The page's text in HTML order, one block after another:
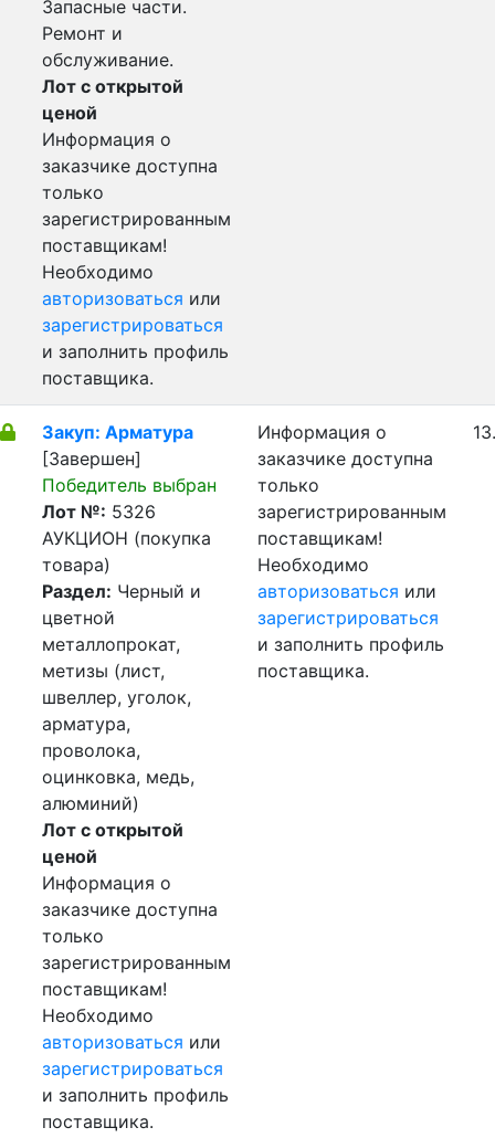
Запасные части.
Ремонт и
обслуживание.
Лот с открытой
ценой
Информация о
заказчике доступна
только
зарегистрированным
поставщикам!
Необходимо
авторизоваться или
зарегистрироваться
и заполнить профиль
поставщика.
Закуп: Арматура
[Завершен]
Победитель выбран
Лот №: 5326
АУКЦИОН (покупка
товара)
Раздел: Черный и
цветной
металлопрокат,
метизы (лист,
швеллер, уголок,
арматура,
проволока,
оцинковка, медь,
алюминий)
Лот с открытой
ценой
Информация о
заказчике доступна
только
зарегистрированным
поставщикам!
Необходимо
авторизоваться или
зарегистрироваться
и заполнить профиль
поставщика.
Информация о
заказчике доступна
только
зарегистрированным
поставщикам!
Необходимо
авторизоваться или
зарегистрироваться
и заполнить профиль
поставщика.